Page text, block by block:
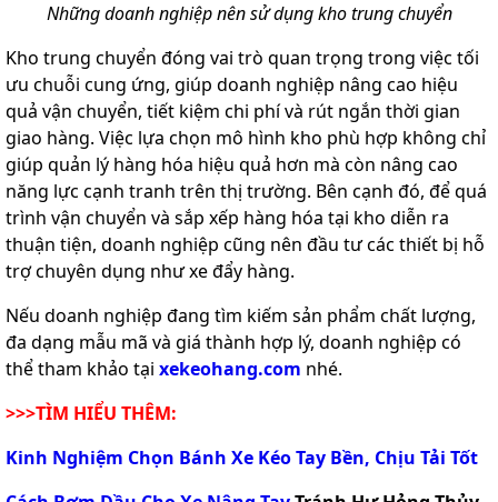
Những doanh nghiệp nên sử dụng kho trung chuyển
Kho trung chuyển đóng vai trò quan trọng trong việc tối
ưu chuỗi cung ứng, giúp doanh nghiệp nâng cao hiệu
quả vận chuyển, tiết kiệm chi phí và rút ngắn thời gian
giao hàng. Việc lựa chọn mô hình kho phù hợp không chỉ
giúp quản lý hàng hóa hiệu quả hơn mà còn nâng cao
năng lực cạnh tranh trên thị trường. Bên cạnh đó, để quá
trình vận chuyển và sắp xếp hàng hóa tại kho diễn ra
thuận tiện, doanh nghiệp cũng nên đầu tư các thiết bị hỗ
trợ chuyên dụng như xe đẩy hàng.
Nếu doanh nghiệp đang tìm kiếm sản phẩm chất lượng,
đa dạng mẫu mã và giá thành hợp lý, doanh nghiệp có
thể tham khảo tại xekeohang.com nhé.
>>>TÌM HIỂU THÊM:
Kinh Nghiệm Chọn Bánh Xe Kéo Tay Bền, Chịu Tải Tốt